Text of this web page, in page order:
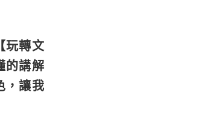
玩轉文
的講解
，讓我